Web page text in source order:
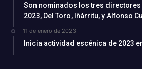
Son nominados los tres
2023, Del Toro, Iñárritu, y Alfonso
11 de enero de 2023
Inicia actividad escénica de 2023